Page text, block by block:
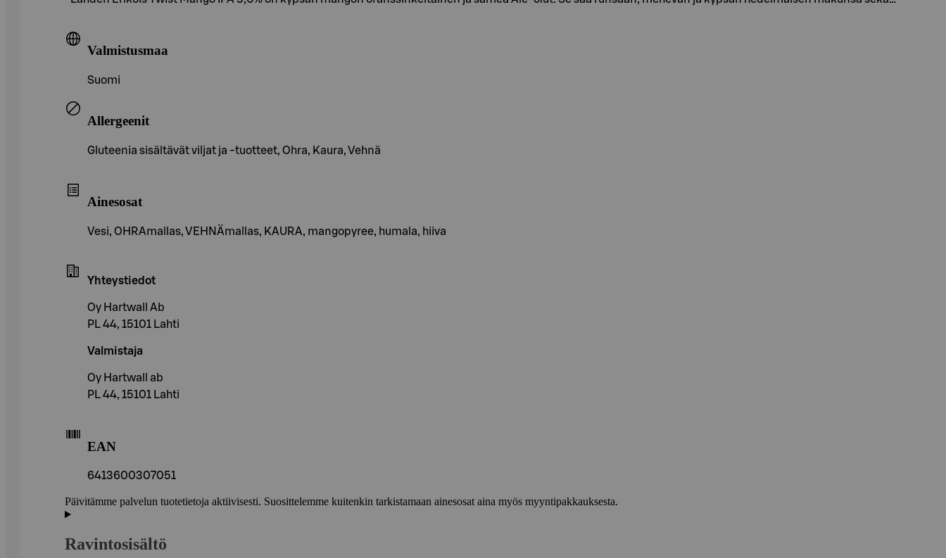
Valmistusmaa
Suomi
Allergeenit
Gluteenia sisältävät viljat ja -tuotteet, Ohra, Kaura, Vehnä
Ainesosat
Vesi, OHRAmallas, VEHNÄmallas, KAURA, mangopyree, humala, hiiva
Yhteystiedot
Oy Hartwall Ab
PL 44, 15101 Lahti
Valmistaja
Oy Hartwall ab
PL 44, 15101 Lahti
EAN
6413600307051
Päivitämme palvelun tuotetietoja aktiivisesti. Suosittelemme kuitenkin tarkistamaan ainesosat aina myös myyntipakkauksesta.
Ravintosisältö